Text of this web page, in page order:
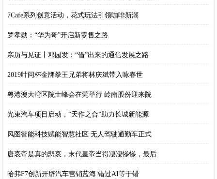
7Cafe系列创意活动，花式玩法引领咖啡新潮
罗孝勋：“华为哥”开启新零售之路
亲历与见证丨邓园发：“借”出来的通信发展之路
2019叶问杯金牌拳王兄弟将林庆斌带入咏春世
粤港澳大湾区院士峰会在莞举行 岭南股份迎来院
光束汽车项目启动，“天作之合”助力长城新能源
风图智能科技赋能智慧社区 无人驾驶通勤车正式
唐哀帝是真的悲哀，末代皇帝当得凄凄惨惨，最后
哈弗F7创新开辟汽车营销蓝海 错过AI等于错